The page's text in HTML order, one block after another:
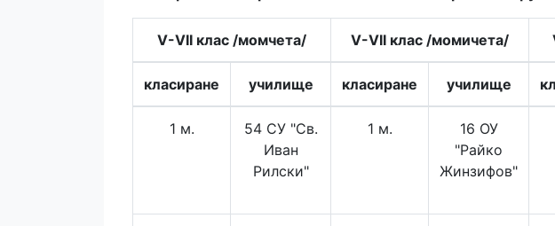
V-VII клас /момчета/ V-VII клас /момичета/
класиране училище класиране училище
1 м.
54 СУ "Св.
Иван
Рилски"
1 м.
16 ОУ
"Райко
Жинзифов"